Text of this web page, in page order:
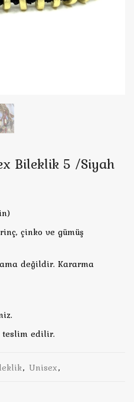
Bileklik 5 /Siyah
çinko ve gümüş
değildir. Kararma
teslim edilir.
, Unisex,